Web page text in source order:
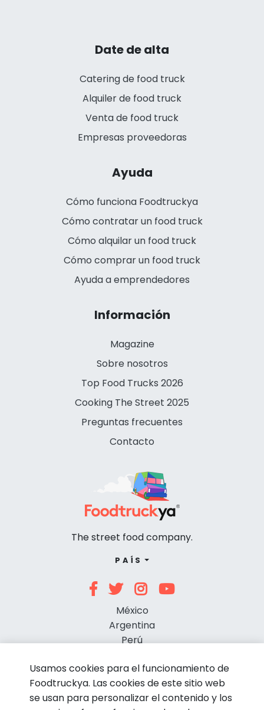
Date de alta
Catering de food truck
Alquiler de food truck
Venta de food truck
Empresas proveedoras
Ayuda
Cómo funciona Foodtruckya
Cómo contratar un food truck
Cómo alquilar un food truck
Cómo comprar un food truck
Ayuda a emprendedores
Información
Magazine
Sobre nosotros
Top Food Trucks 2026
Cooking The Street 2025
Preguntas frecuentes
Contacto
The street food company.
PAÍS
México
Argentina
Perú
Usamos cookies para el funcionamiento de
Foodtruckya. Las cookies de este sitio web
se usan para personalizar el contenido y los